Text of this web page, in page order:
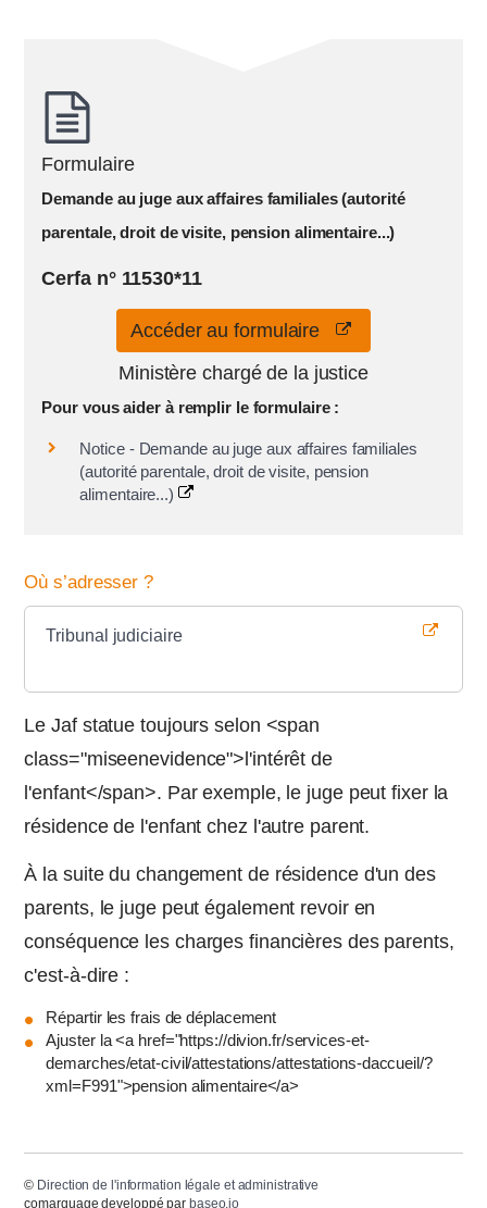
Formulaire
Demande au juge aux affaires familiales (autorité
parentale, droit de visite, pension alimentaire...)
Cerfa n° 11530*11
Accéder au formulaire
Ministère chargé de la justice
Pour vous aider à remplir le formulaire :
Notice - Demande au juge aux affaires familiales
(autorité parentale, droit de visite, pension
alimentaire...)
Où s’adresser ?
Tribunal judiciaire
Le Jaf statue toujours selon <span
class="miseenevidence">l'intérêt de
l'enfant</span>. Par exemple, le juge peut fixer la
résidence de l'enfant chez l'autre parent.
À la suite du changement de résidence d'un des
parents, le juge peut également revoir en
conséquence les charges financières des parents,
c'est-à-dire :
Répartir les frais de déplacement
Ajuster la <a href="https://divion.fr/services-et-
demarches/etat-civil/attestations/attestations-daccueil/?
xml=F991">pension alimentaire</a>
© Direction de l'information légale et administrative
comarquage developpé par baseo.io